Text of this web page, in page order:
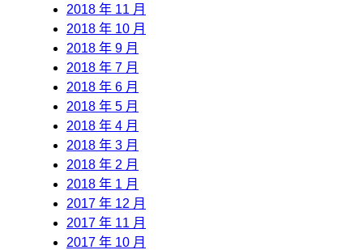
2018 年 11 月
2018 年 10 月
2018 年 9 月
2018 年 7 月
2018 年 6 月
2018 年 5 月
2018 年 4 月
2018 年 3 月
2018 年 2 月
2018 年 1 月
2017 年 12 月
2017 年 11 月
2017 年 10 月